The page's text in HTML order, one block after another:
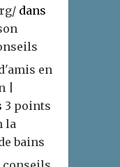
dans
en
|
3 points
la
bains